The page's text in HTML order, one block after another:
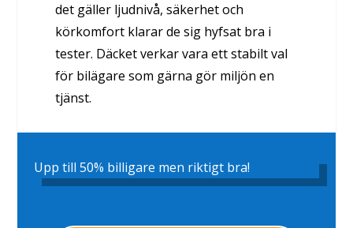
det gäller ljudnivå, säkerhet och
körkomfort klarar de sig hyfsat bra i
tester. Däcket verkar vara ett stabilt val
för bilägare som gärna gör miljön en
tjänst.
Upp till 50% billigare men riktigt bra!